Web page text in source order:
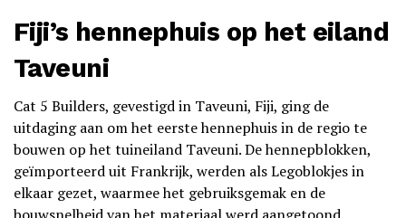
Fiji’s hennephuis op het eiland
Taveuni
Cat 5 Builders, gevestigd in Taveuni, Fiji, ging de
uitdaging aan om het eerste hennephuis in de regio te
bouwen op het tuineiland Taveuni. De hennepblokken,
geïmporteerd uit Frankrijk, werden als Legoblokjes in
elkaar gezet, waarmee het gebruiksgemak en de